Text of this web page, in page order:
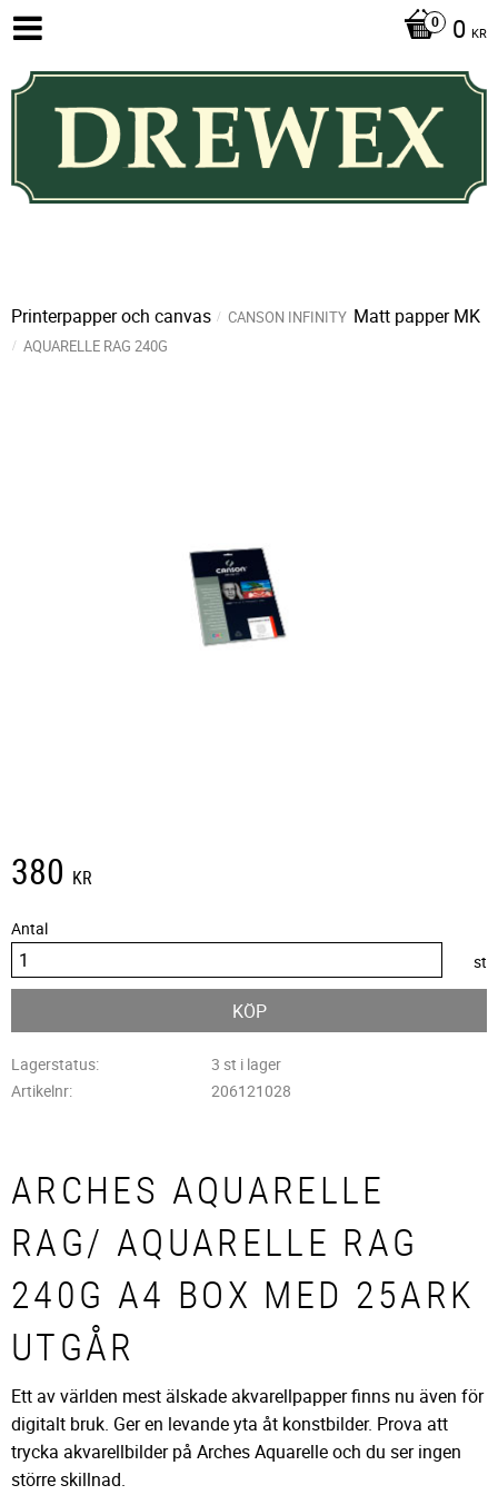
0 KR
Printerpapper och canvas CANSON INFINITY Matt papper MK
AQUARELLE RAG 240G
380 KR
Antal
st
KÖP
Lagerstatus
3 st i lager
Artikelnr
206121028
ARCHES AQUARELLE
RAG/ AQUARELLE RAG
240G A4 BOX MED 25ARK
UTGÅR
Ett av världen mest älskade akvarellpapper finns nu även för
digitalt bruk. Ger en levande yta åt konstbilder. Prova att
trycka akvarellbilder på Arches Aquarelle och du ser ingen
större skillnad.